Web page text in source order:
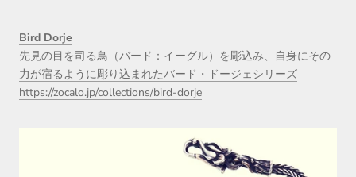
Bird Dorje
先見の目を司る鳥（バード：イーグル）を彫込み、自身にその
力が宿るように彫り込まれたバード・ドージェシリーズ
https://zocalo.jp/collections/bird-dorje